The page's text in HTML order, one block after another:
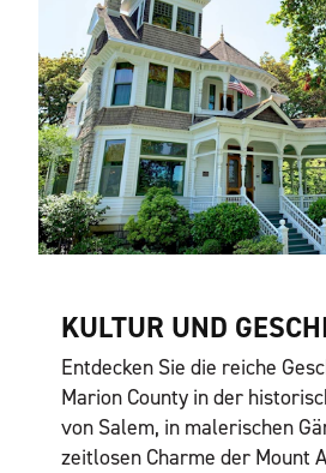
KULTUR UND
Entdecken Sie die reiche
Marion County in der
von Salem, in malerischen
zeitlosen Charme der Mount